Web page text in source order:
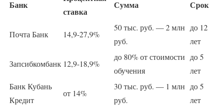
Банк
ставка
Сумма Срок
Почта Банк 14,9-27,9%
50 тыс. руб. — 2 млн
руб.
до 12
лет
Запсибкомбанк 12,9-18,9%
до 80% от стоимости
обучения
до 5
лет
Банк Кубань
Кредит
от 14%
30 тыс. руб. — 1 млн
руб.
до 5
лет